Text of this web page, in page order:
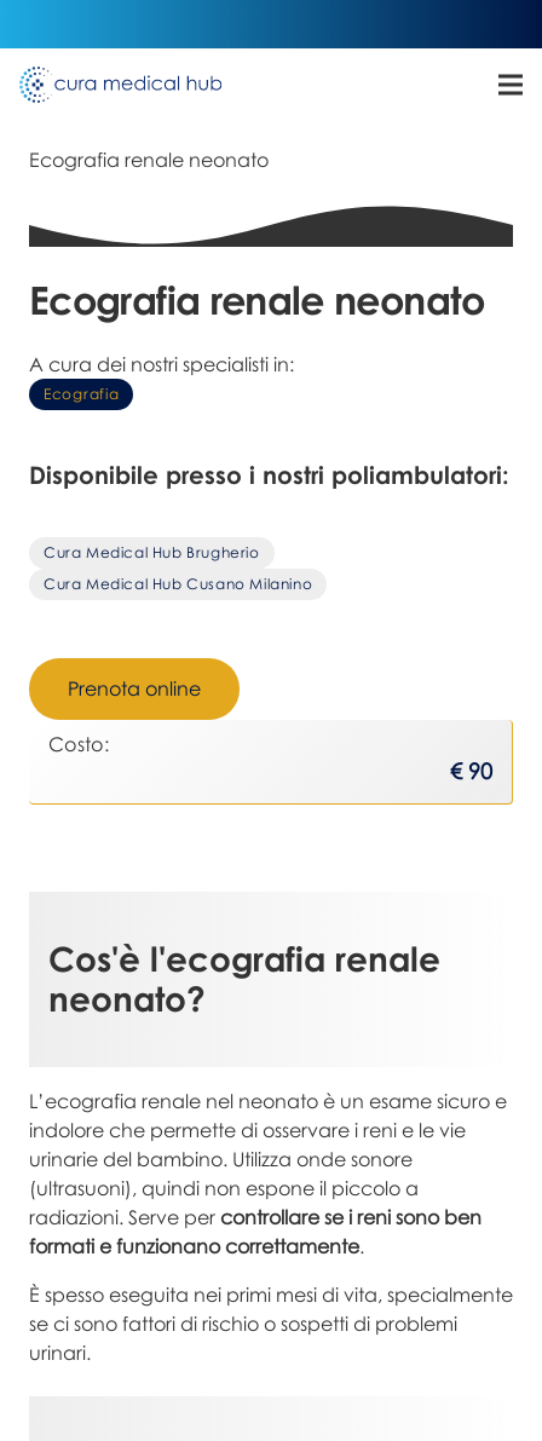
Home
Prestazioni
Ecografia renale neonato
Ecografia renale neonato
A cura dei nostri specialisti in:
Ecografia
Disponibile presso i nostri poliambulatori:
Cura Medical Hub Brugherio
Cura Medical Hub Cusano Milanino
Prenota online
Costo:
€ 90
Cos'è l'ecografia renale
neonato?
L’ecografia renale nel neonato è un esame sicuro e
indolore che permette di osservare i reni e le vie
urinarie del bambino. Utilizza onde sonore
(ultrasuoni), quindi non espone il piccolo a
radiazioni. Serve per controllare se i reni sono ben
formati e funzionano correttamente.
È spesso eseguita nei primi mesi di vita, specialmente
se ci sono fattori di rischio o sospetti di problemi
urinari.